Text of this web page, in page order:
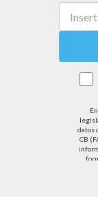
datos
CB
el